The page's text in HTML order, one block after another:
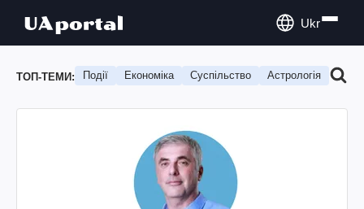
Ukr
ТОП-ТЕМИ: Події Економіка Суспільство Астрологія